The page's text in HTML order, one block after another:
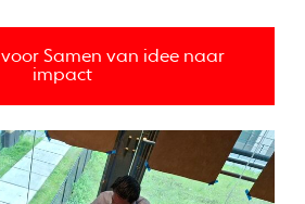
Samen van idee naar
impact